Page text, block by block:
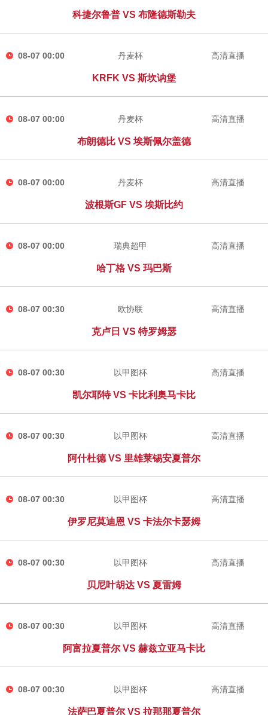
科捷尔鲁普 VS 布隆德斯勒夫
08-07 00:00 丹麦杯
KRFK VS 斯坎讷堡
高清直播
08-07 00:00 丹麦杯
布朗德比 VS 埃斯佩尔盖德
高清直播
08-07 00:00 丹麦杯
波根斯GF VS 埃斯比约
高清直播
08-07 00:00 瑞典超甲
哈丁格 VS 玛巴斯
高清直播
08-07 00:30 欧协联
克卢日 VS 特罗姆瑟
高清直播
08-07 00:30 以甲图杯
凯尔耶特 VS 卡比利奥马卡比
高清直播
08-07 00:30 以甲图杯
阿什杜德 VS 里雄莱锡安夏普尔
高清直播
08-07 00:30 以甲图杯
伊罗尼莫迪恩 VS 卡法尔卡瑟姆
高清直播
08-07 00:30 以甲图杯
贝尼叶胡达 VS 夏雷姆
高清直播
08-07 00:30 以甲图杯
阿富拉夏普尔 VS 赫兹立亚马卡比
高清直播
08-07 00:30 以甲图杯
法萨巴夏普尔 VS 拉那那夏普尔
高清直播